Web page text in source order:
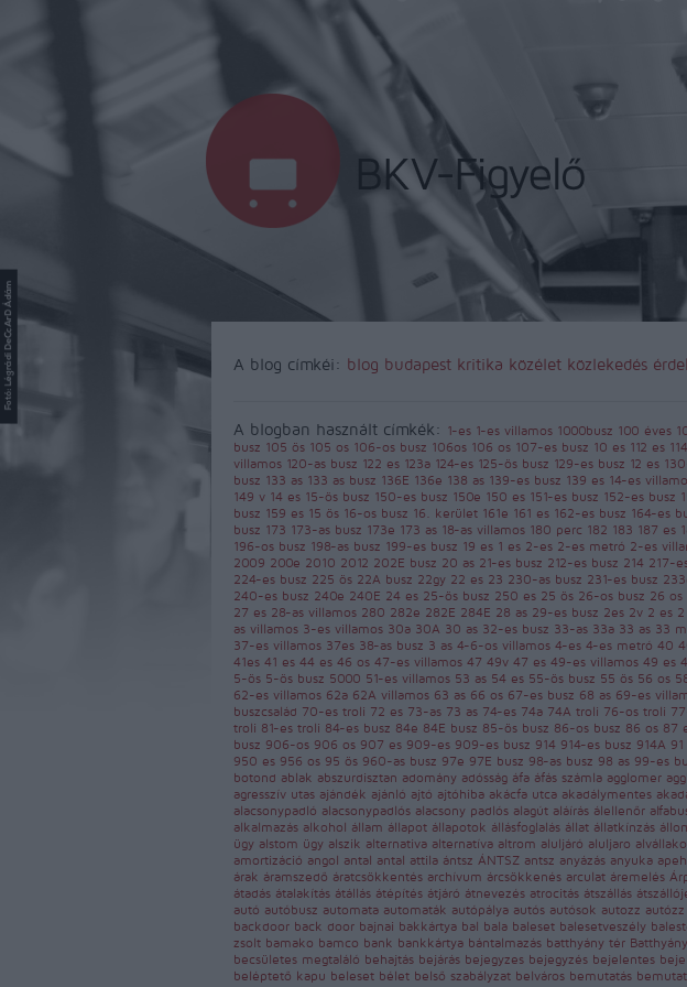
A blog címkéi: blog budapest kritika közélet közlekedés
A blogban használt címkék: 1-es 1-es villamos 1000busz 100 éves
busz 105 ös 105 os 106-os busz 106os 106 os 107-es busz 10 es 112 es
villamos 120-as busz 122 es 123a 124-es 125-ös busz 129-es busz 12 es
busz 133 as 133 as busz 136E 136e 138 as 139-es busz 139 es 14-es
149 v 14 es 15-ös busz 150-es busz 150e 150 es 151-es busz 152-es busz
busz 159 es 15 ös 16-os busz 16. kerület 161e 161 es 162-es busz 164-es
busz 173 173-as busz 173e 173 as 18-as villamos 180 perc 182 183 187 es
196-os busz 198-as busz 199-es busz 19 es 1 es 2-es 2-es metró 2-es
2009 200e 2010 2012 202E busz 20 as 21-es busz 212-es busz 214 217-
224-es busz 225 ös 22A busz 22gy 22 es 23 230-as busz 231-es busz
240-es busz 240e 240E 24 es 25-ös busz 250 es 25 ös 26-os busz 26 os
27 es 28-as villamos 280 282e 282E 284E 28 as 29-es busz 2es 2v 2 es
as villamos 3-es villamos 30a 30A 30 as 32-es busz 33-as 33a 33 as 33
37-es villamos 37es 38-as busz 3 as 4-6-os villamos 4-es 4-es metró 40
41es 41 es 44 es 46 os 47-es villamos 47 49v 47 es 49-es villamos 49 es
5-ös 5-ös busz 5000 51-es villamos 53 as 54 es 55-ös busz 55 ös 56 os
62-es villamos 62a 62A villamos 63 as 66 os 67-es busz 68 as 69-es
buszcsalád 70-es troli 72 es 73-as 73 as 74-es 74a 74A troli 76-os troli
troli 81-es troli 84-es busz 84e 84E busz 85-ös busz 86-os busz 86 os 87
busz 906-os 906 os 907 es 909-es 909-es busz 914 914-es busz 914A
950 es 956 os 95 ös 960-as busz 97e 97E busz 98-as busz 98 as 99-es
botond ablak abszurdisztan adomány adósság áfa áfás számla agglomer
agresszív utas ajándék ajánló ajtó ajtóhiba akácfa utca akadálymentes
alacsonypadló alacsonypadlós alacsony padlós alagút aláírás álellenőr
alkalmazás alkohol állam állapot állapotok állásfoglalás állat állatkínzás
ügy alstom ügy alszik alternativa alternatíva altrom aluljáró aluljaro
amortizáció angol antal antal attila ántsz ÁNTSZ antsz anyázás anyuka apeh
árak áramszedő áratcsökkentés archívum árcsökkenés arculat áremelés
átadás átalakítás átállás átépítés átjáró átnevezés atrocitás átszállás
autó autóbusz automata automaták autópálya autós autósok autozz autózz
backdoor back door bajnai bakkártya bal bala baleset balesetveszély
zsolt bamako bamco bank bankkártya bántalmazás batthyány tér
becsületes megtaláló behajtás bejárás bejegyzes bejegyzés bejelentes
beléptető kapu beleset bélet belső szabályzat belváros bemutatás